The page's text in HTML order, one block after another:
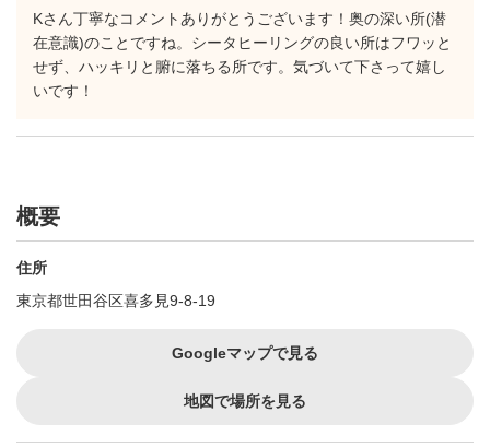
Kさん丁寧なコメントありがとうございます！奥の深い所(潜
在意識)のことですね。シータヒーリングの良い所はフワッと
せず、ハッキリと腑に落ちる所です。気づいて下さって嬉し
いです！
概要
住所
東京都世田谷区喜多見9-8-19
Googleマップで見る
地図で場所を見る